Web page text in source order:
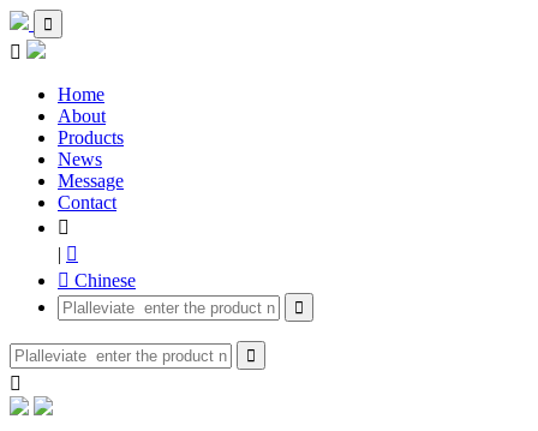


Home
About
Products
News
Message
Contact

| 
 Chinese


